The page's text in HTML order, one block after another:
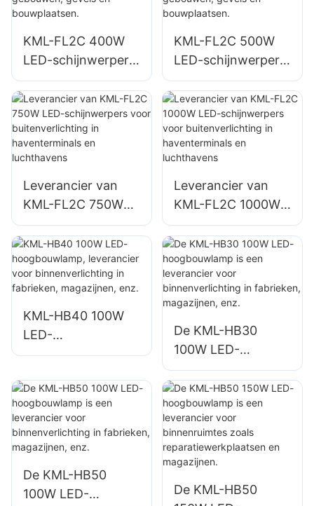
KML-FL2C 400W
LED-schijnwerper,
leverancier voor
buitenverlichting
van gebouwen,
gevels en
bouwplaatsen.
KML-FL2C 500W
LED-schijnwerper,
leverancier voor
buitenverlichting
van gebouwen,
gevels en
bouwplaatsen.
Leverancier van
KML-FL2C 750W
LED-schijnwerpers
voor
buitenverlichting in
haventerminals en
Leverancier van
KML-FL2C 1000W
LED-schijnwerpers
voor
buitenverlichting in
haventerminals en
luchthavens
KML-HB40 100W
LED-
hoogbouwlamp,
binnenverlichting in
fabrieken,
magazijnen, enz.
De KML-HB30
100W LED-
hoogbouwlamp is
een leverancier
voor
binnenverlichting in
fabrieken,
magazijnen, enz.
De KML-HB50
100W LED-
De KML-HB50